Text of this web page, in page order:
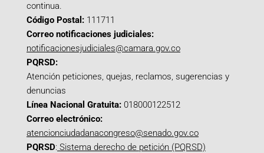
continua.
Código Postal: 111711
Correo notificaciones judiciales:
notificacionesjudiciales@camara.gov.co
PQRSD:
Atención peticiones, quejas, reclamos, sugerencias y
denuncias
Línea Nacional Gratuita: 018000122512
Correo electrónico:
atencionciudadanacongreso@senado.gov.co
PQRSD: Sistema derecho de petición (PQRSD)